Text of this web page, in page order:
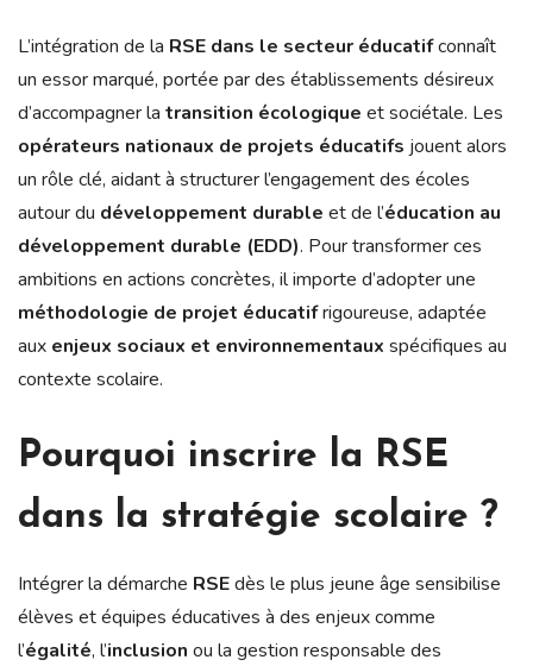
L’intégration de la RSE dans le secteur éducatifconnaît
un essor marqué, portée par des établissements désireux
d’accompagner la transition écologique et sociétale. Les
opérateurs nationaux de projets éducatifs jouent alors
un rôle clé, aidant à structurer l’engagement des écoles
autour du développement durable et de l’éducation au
développement durable (EDD). Pour transformer ces
ambitions en actions concrètes, il importe d’adopter une
méthodologie de projet éducatifrigoureuse, adaptée
aux enjeux sociaux et environnementaux spécifiques au
contexte scolaire.
Pourquoi inscrire la RSE
dans la stratégie scolaire ?
Intégrer la démarche RSEdès le plus jeune âge sensibilise
élèves et équipes éducatives à des enjeux comme
l’égalité, l’inclusion ou la gestion responsable des